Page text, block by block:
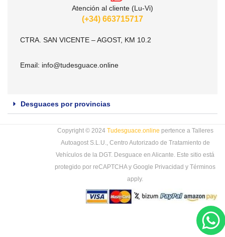
Atención al cliente (Lu-Vi)
(+34) 663715717
CTRA. SAN VICENTE – AGOST, KM 10.2
Email: info@tudesguace.online
Desguaces por provincias
Copyright © 2024 Tudesguace.online pertence a Talleres
Autoagost S.L.U., Centro Autorizado de Tratamiento de
Vehículos de la DGT. Desguace en Alicante. Este sitio está
protegido por reCAPTCHA y Google Privacidad y Términos
apply.